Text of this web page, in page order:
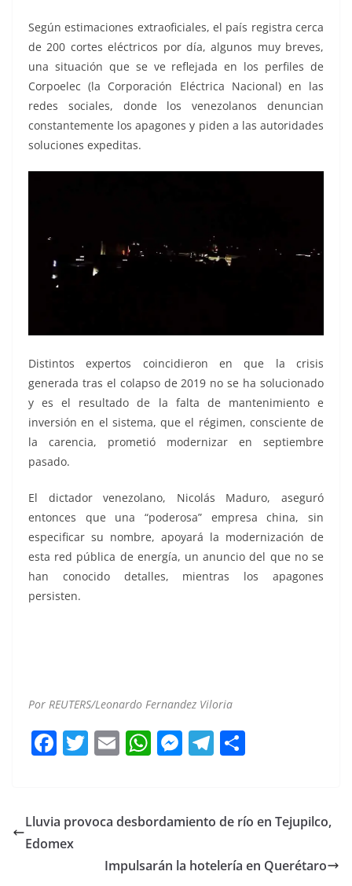
Según estimaciones extraoficiales, el país registra cerca
de 200 cortes eléctricos por día, algunos muy breves,
una situación que se ve reflejada en los perfiles de
Corpoelec (la Corporación Eléctrica Nacional) en las
redes sociales, donde los venezolanos denuncian
constantemente los apagones y piden a las autoridades
soluciones expeditas.
Distintos expertos coincidieron en que la crisis
generada tras el colapso de 2019 no se ha solucionado
y es el resultado de la falta de mantenimiento e
inversión en el sistema, que el régimen, consciente de
la carencia, prometió modernizar en septiembre
pasado.
El dictador venezolano, Nicolás Maduro, aseguró
entonces que una “poderosa” empresa china, sin
especificar su nombre, apoyará la modernización de
esta red pública de energía, un anuncio del que no se
han conocido detalles, mientras los apagones
persisten.
Por REUTERS/Leonardo Fernandez Viloria
F
e
b
T
er
E
l
W
s
p
M
e
g
T
gr
m
p
tir
Lluvia provoca desbordamiento de río en Tejupilco,
Edomex
Impulsarán la hotelería en Querétaro